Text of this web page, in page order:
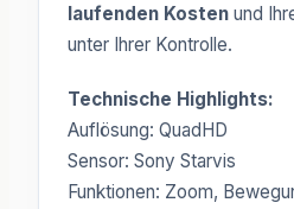
laufenden Kosten und
unter Ihrer Kontrolle.
Technische Highlights:
Auflösung: QuadHD
Sensor: Sony Starvis
Funktionen: Zoom,